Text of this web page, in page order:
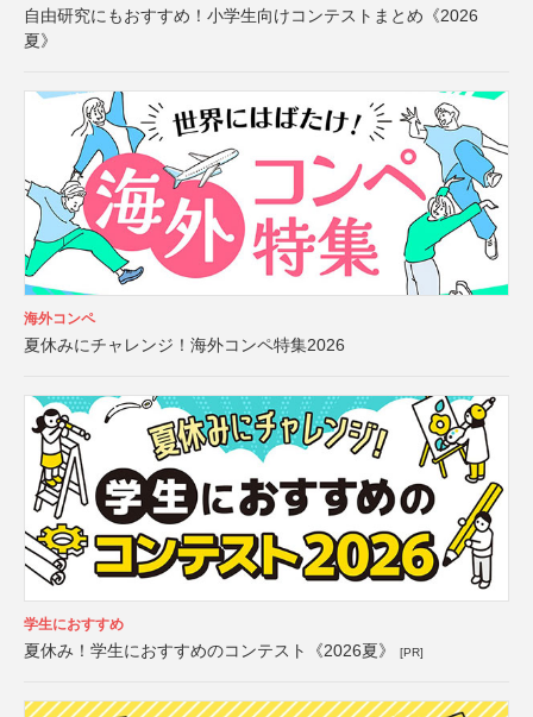
自由研究にもおすすめ！小学生向けコンテストまとめ《2026
夏》
海外コンペ
夏休みにチャレンジ！海外コンペ特集2026
学生におすすめ
夏休み！学生におすすめのコンテスト《2026夏》 [PR]